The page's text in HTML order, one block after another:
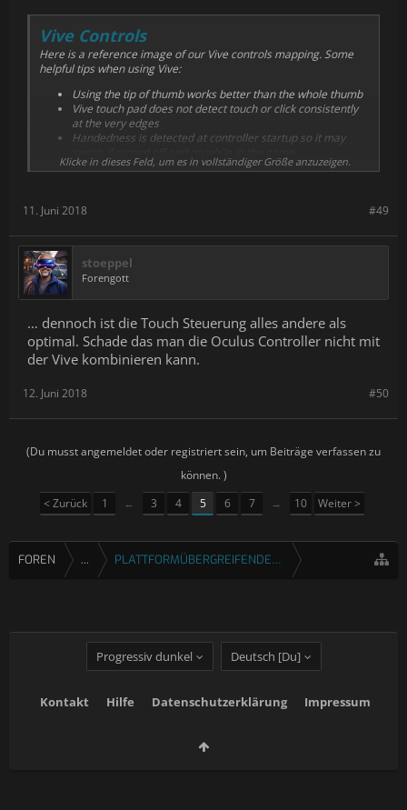
Vive Controls
Here is a reference image of our Vive controls mapping. Some
helpful tips when using Vive:
Using the tip of thumb works better than the whole thumb
Vive touch pad does not detect touch or click consistently
at the very edges
Handedness is detected at controller startup so it may
Klicke in dieses Feld, um es in vollständiger Größe anzuzeigen.
#49
11. Juni 2018
stoeppel
Forengott
… dennoch ist die Touch Steuerung alles andere als
optimal. Schade das man die Oculus Controller nicht mit
der Vive kombinieren kann.
#50
12. Juni 2018
(Du musst angemeldet oder registriert sein, um Beiträge verfassen zu
können. )
< Zurück
1 ← 3 4 5 6 7 → 10 Weiter >
FOREN ... PLATTFORMÜBERGREIFENDE SPIELE
Progressiv dunkel Deutsch [Du]
Kontakt Hilfe Datenschutzerklärung Impressum